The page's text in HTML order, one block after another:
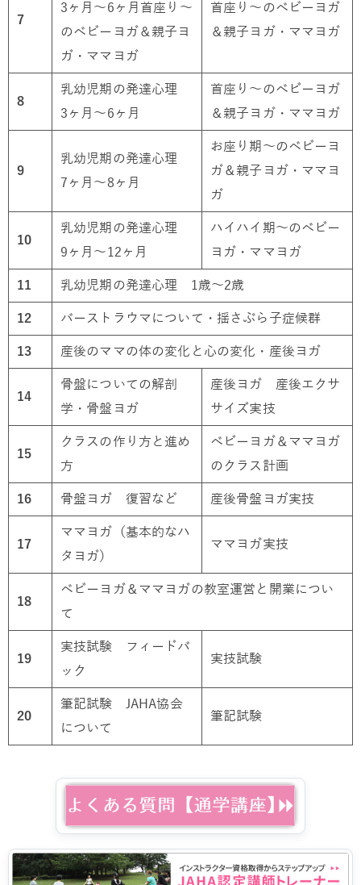
7
3ヶ月～6ヶ月首座り～
のベビーヨガ＆親子ヨ
ガ・ママヨガ
首座り～のベビーヨガ
＆親子ヨガ・ママヨガ
8
乳幼児期の発達心理
3ヶ月～6ヶ月
首座り～のベビーヨガ
＆親子ヨガ・ママヨガ
9
乳幼児期の発達心理
7ヶ月～8ヶ月
お座り期～のベビーヨ
ガ＆親子ヨガ・ママヨ
ガ
10
乳幼児期の発達心理
9ヶ月～12ヶ月
ハイハイ期～のベビー
ヨガ・ママヨガ
11 乳幼児期の発達心理 1歳～2歳
12 バーストラウマについて・揺さぶら子症候群
13 産後のママの体の変化と心の変化・産後ヨガ
14
骨盤についての解剖
学・骨盤ヨガ
産後ヨガ 産後エクサ
サイズ実技
15
クラスの作り方と進め
方
ベビーヨガ＆ママヨガ
のクラス計画
16 骨盤ヨガ 復習など 産後骨盤ヨガ実技
17
ママヨガ（基本的なハ
タヨガ）
ママヨガ実技
18
ベビーヨガ＆ママヨガの教室運営と開業につい
て
19
実技試験 フィードバ
ック
実技試験
20
筆記試験 JAHA協会
について
筆記試験